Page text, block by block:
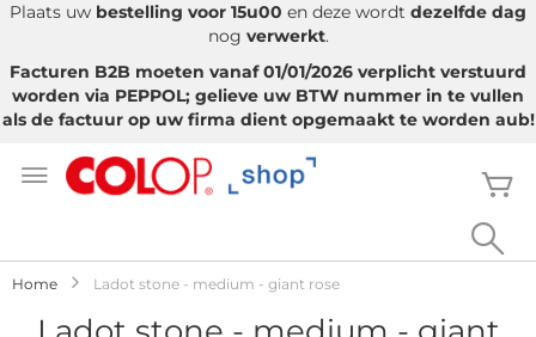
Plaats uw bestelling voor 15u00 en deze wordt dezelfde dag
nog verwerkt.
Facturen B2B moeten vanaf 01/01/2026 verplicht verstuurd
worden via PEPPOL; gelieve uw BTW nummer in te vullen
als de factuur op uw firma dient opgemaakt te worden aub!
naar
Home Ladot stone - medium - giant rose